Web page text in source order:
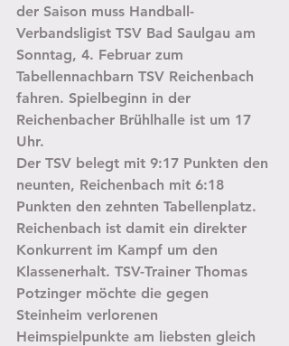
der Saison muss Handball-
Verbandsligist TSV Bad Saulgau am
Sonntag, 4. Februar zum
Tabellennachbarn TSV Reichenbach
fahren. Spielbeginn in der
Reichenbacher Brühlhalle ist um 17
Uhr.
Der TSV belegt mit 9:17 Punkten den
neunten, Reichenbach mit 6:18
Punkten den zehnten Tabellenplatz.
Reichenbach ist damit ein direkter
Konkurrent im Kampf um den
Klassenerhalt. TSV-Trainer Thomas
Potzinger möchte die gegen
Steinheim verlorenen
Heimspielpunkte am liebsten gleich